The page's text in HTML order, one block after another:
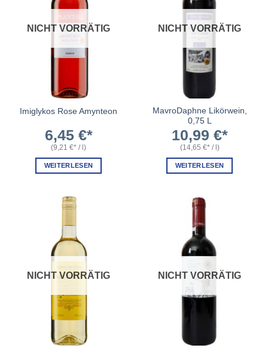
NICHT VORRÄTIG
Imiglykos Rose Amynteon
6,45 €
(9,21 € /l)
WEITERLESEN
NICHT VORRÄTIG
MavroDaphne Likörwein,
0,75 L
10,99 €
(14,65 € /l)
WEITERLESEN
NICHT VORRÄTIG NICHT VORRÄTIG